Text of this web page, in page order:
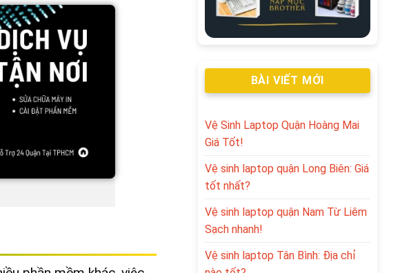
BÀI VIẾT MỚI
Vệ Sinh Laptop Quận Hoàng Mai
Giá Tốt!
Vệ sinh laptop quận Long Biên: Giá
tốt nhất?
Vệ sinh laptop quận Nam Từ Liêm
Sạch nhanh!
Vệ sinh laptop Tân Bình: Địa chỉ